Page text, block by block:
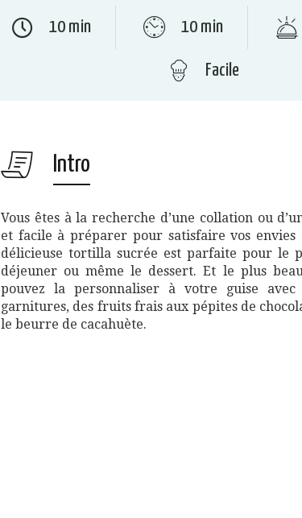
10 min 10 min
Facile
Intro
Vous êtes à la recherche d’une collation ou
et facile à préparer pour satisfaire vos envies
délicieuse tortilla sucrée est parfaite pour le
déjeuner ou même le dessert. Et le plus
pouvez la personnaliser à votre guise
garnitures, des fruits frais aux pépites de
le beurre de cacahuète.